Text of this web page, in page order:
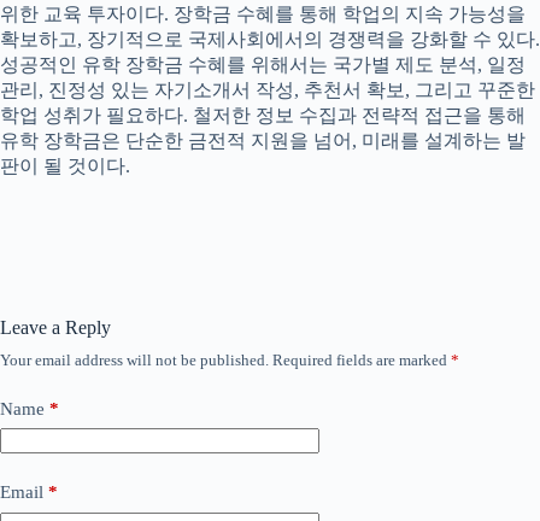
위한 교육 투자이다. 장학금 수혜를 통해 학업의 지속 가능성을
확보하고, 장기적으로 국제사회에서의 경쟁력을 강화할 수 있다.
성공적인 유학 장학금 수혜를 위해서는 국가별 제도 분석, 일정
관리, 진정성 있는 자기소개서 작성, 추천서 확보, 그리고 꾸준한
학업 성취가 필요하다. 철저한 정보 수집과 전략적 접근을 통해
유학 장학금은 단순한 금전적 지원을 넘어, 미래를 설계하는 발
판이 될 것이다.
Leave a Reply
Your email address will not be published. Required fields are marked *
Name *
Email *